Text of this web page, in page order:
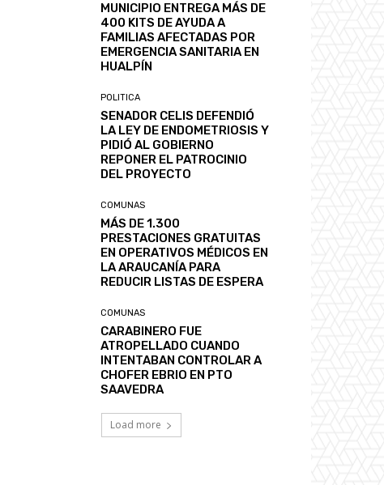
MUNICIPIO ENTREGA MÁS DE
400 KITS DE AYUDA A
FAMILIAS AFECTADAS POR
EMERGENCIA SANITARIA EN
HUALPÍN
POLITICA
SENADOR CELIS DEFENDIÓ
LA LEY DE ENDOMETRIOSIS Y
PIDIÓ AL GOBIERNO
REPONER EL PATROCINIO
DEL PROYECTO
COMUNAS
MÁS DE 1.300
PRESTACIONES GRATUITAS
EN OPERATIVOS MÉDICOS EN
LA ARAUCANÍA PARA
REDUCIR LISTAS DE ESPERA
COMUNAS
CARABINERO FUE
ATROPELLADO CUANDO
INTENTABAN CONTROLAR A
CHOFER EBRIO EN PTO
SAAVEDRA
Load more